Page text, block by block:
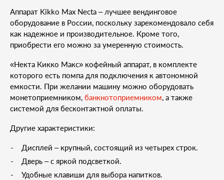
Аппарат Kikko Max Necta – лучшее вендинговое
оборудование в России, поскольку зарекомендовало себя
как надежное и производительное. Кроме того,
приобрести его можно за умеренную стоимость.
«Некта Кикко Макс» кофейный аппарат, в комплекте
которого есть помпа для подключения к автономной
емкости. При желании машину можно оборудовать
монетоприемником, банкнотоприемником, а также
системой для бесконтактной оплаты.
Другие характеристики:
Дисплей – крупный, состоящий из четырех строк.
Дверь – с яркой подсветкой.
Удобные клавиши для выбора напитков.